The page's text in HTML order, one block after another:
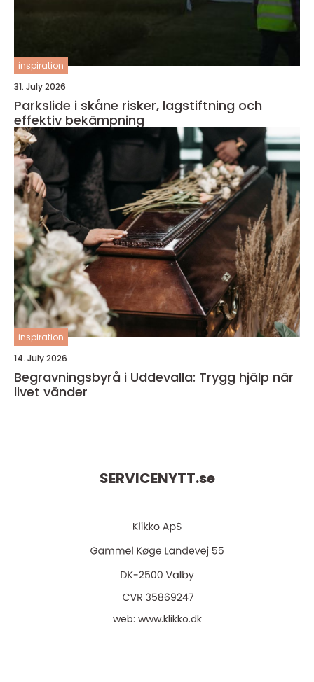
inspiration
31. July 2026
Parkslide i skåne risker, lagstiftning och
effektiv bekämpning
inspiration
14. July 2026
Begravningsbyrå i Uddevalla: Trygg hjälp när
livet vänder
SERVICENYTT.se
web: www.klikko.dk